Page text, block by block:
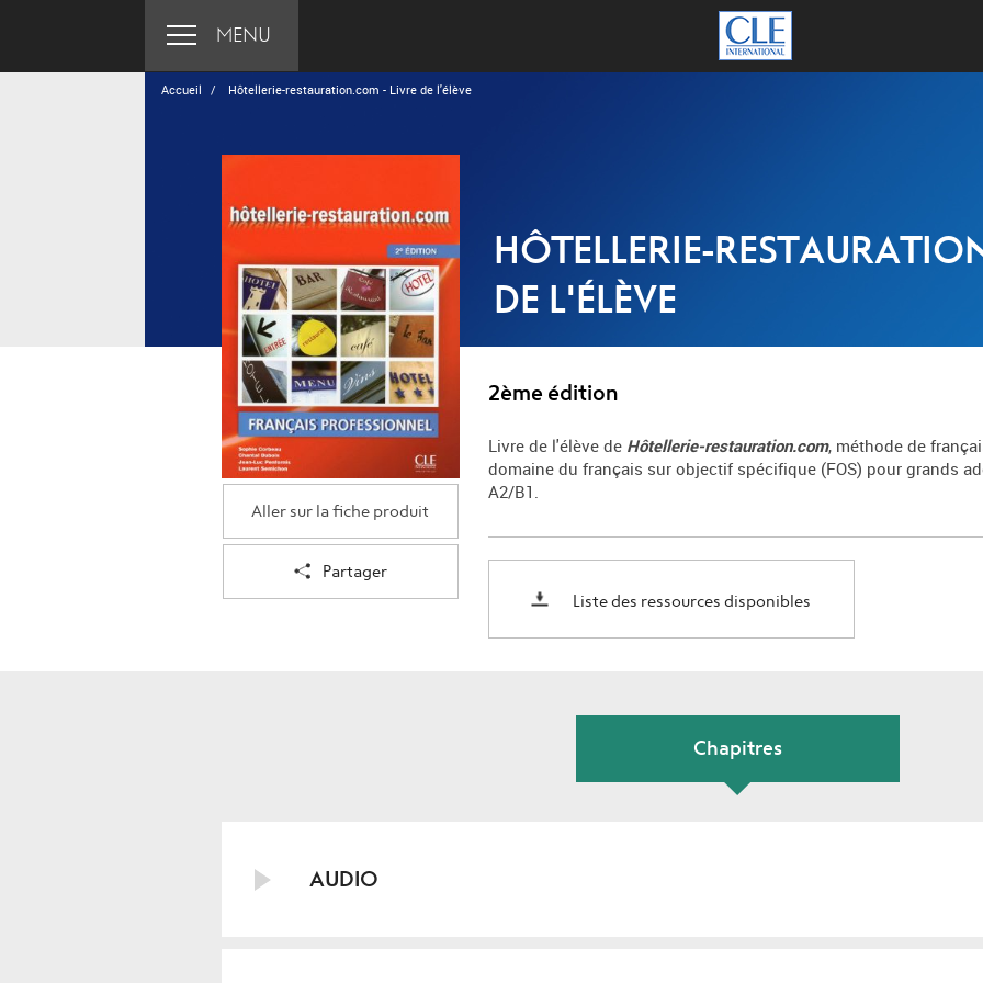
MENU
Accueil Hôtellerie-restauration.com - Livre de l'élève
HÔTELLERIE-
DE L'ÉLÈVE
Aller sur la fiche produit
Partager
2ème édition
Livre de l'élève de Hôtellerie-restauration.com, méthode de
domaine du français sur objectif spécifique (FOS) pour grands
A2/B1.
Liste des ressources disponibles
Chapitres
AUDIO